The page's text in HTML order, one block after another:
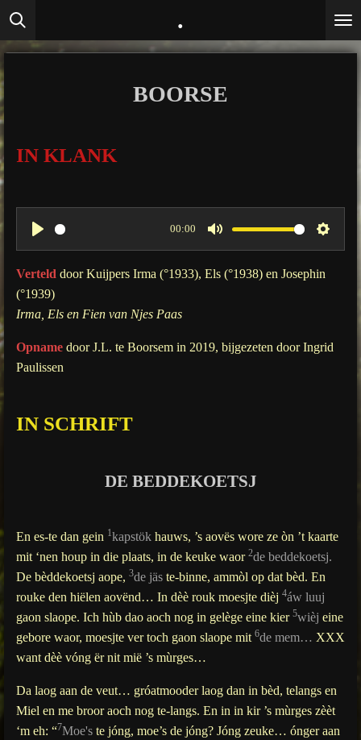
Ga
direct
naar
.
BOORSE
IN KLANK
P
l
a
y
00:00
M
u
S
e
n
Verteld door Kuijpers Irma (°1933), Els (°1938) en Josephin
(°1939)
Irma, Els en Fien van Njes Paas
Opname door J.L. te Boorsem in 2019, bijgezeten door Ingrid
Paulissen
IN SCHRIFT
DE BEDDEKOETSJ
En es-te dan gein 1kapstök hauws, ’s aovës wore ze òn ’t kaarte
mit ‘nen houp in die plaats, in de keuke waor 2de beddekoetsj.
De bèddekoetsj aope, 3de jäs te-binne, ammòl op dat bèd. En
rouke den hiëlen aovënd… In dèè rouk moesjte dièj 4áw luuj
gaon slaope. Ich hùb dao aoch nog in gelège eine kier 5wièj eine
gebore waor, moesjte ver toch gaon slaope mit 6de mem… XXX
want dèè vóng ër nit mië ’s mùrges…
Da laog aan de veut… gróatmooder laog dan in bèd, telangs en
Miel en me broor aoch nog te-langs. En in in kir ’s mùrges zèèt
‘m eh: “7Moe's te jóng, moe’s de jóng? Jóng zeuke… ónger aan